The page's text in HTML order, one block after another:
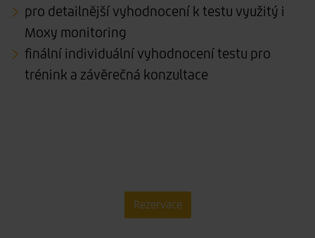
pro detailnější vyhodnocení k testu využitý i
Moxy monitoring
finální individuální vyhodnocení testu pro
trénink a závěrečná konzultace
Rezervace